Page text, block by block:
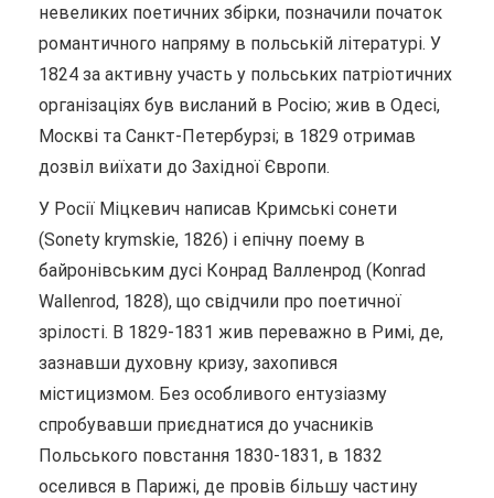
невеликих поетичних збірки, позначили початок
романтичного напряму в польській літературі. У
1824 за активну участь у польських патріотичних
організаціях був висланий в Росію; жив в Одесі,
Москві та Санкт-Петербурзі; в 1829 отримав
дозвіл виїхати до Західної Європи.
У Росії Міцкевич написав Кримські сонети
(Sonety krymskie, 1826) і епічну поему в
байронівським дусі Конрад Валленрод (Konrad
Wallenrod, 1828), що свідчили про поетичної
зрілості. В 1829-1831 жив переважно в Римі, де,
зазнавши духовну кризу, захопився
містицизмом. Без особливого ентузіазму
спробувавши приєднатися до учасників
Польського повстання 1830-1831, в 1832
оселився в Парижі, де провів більшу частину